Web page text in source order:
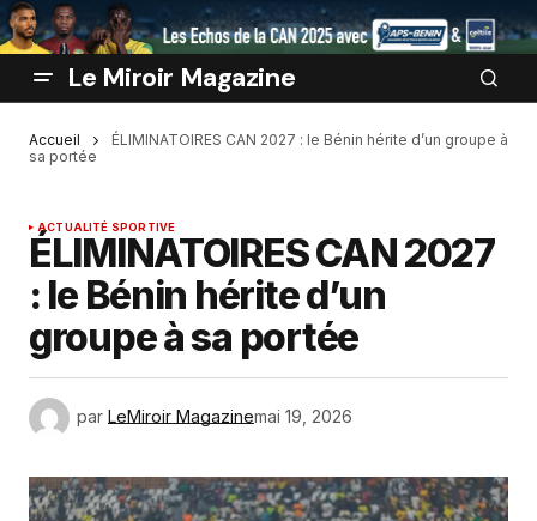
Le Miroir Magazine
Accueil
ÉLIMINATOIRES CAN 2027 : le Bénin hérite d’un groupe à
sa portée
ACTUALITÉ SPORTIVE
ÉLIMINATOIRES CAN 2027
: le Bénin hérite d’un
groupe à sa portée
par LeMiroir Magazinemai 19, 2026